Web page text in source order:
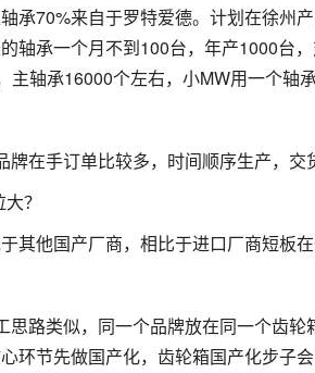
承70%来自于罗特爱德。计划在徐州
轴承一个月不到100台，年产1000台
轴承16000个左右，小MW用一个轴
在手订单比较多，时间顺序生产，交
？
其他国产厂商，相比于进口厂商短板
路类似，同一个品牌放在同一个齿
环节先做国产化，齿轮箱国产化步子